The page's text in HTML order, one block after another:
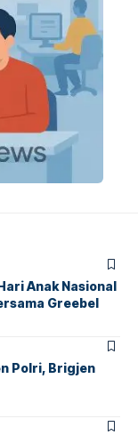
Anak Nasional
Greebel
Polri, Brigjen